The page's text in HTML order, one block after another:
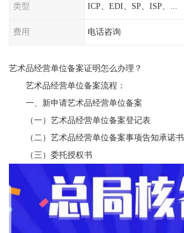
类型 ICP、EDI、SP、ISP、...
费用 电话咨询
艺术品经营单位备案证明怎么办理？
艺术品经营单位备案流程：
一、新申请艺术品经营单位备案
（一）艺术品经营单位备案登记表
（二）艺术品经营单位备案事项告知承诺书
（三）委托授权书